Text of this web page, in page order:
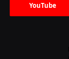
YouTube